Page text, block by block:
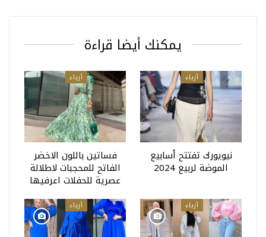
يمكنك أيضا قراءة
أزياء
نيويورك تفتتح أسابيع
الموضة لربيع 2024
أزياء
فساتين باللون الاخضر
الفاتح للمحجبات لاطلالة
عصرية للحفلات اعرفيها
أزياء أزياء